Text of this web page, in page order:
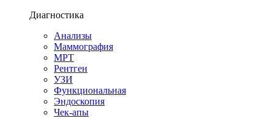
Диагностика
Анализы
Маммография
МРТ
Рентген
УЗИ
Функциональная
Эндоскопия
Чек-апы